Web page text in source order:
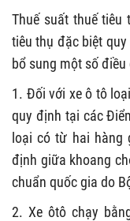
Thuế suất thuế tiêu
tiêu thụ đặc biệt
bổ sung một số
1. Đối với xe ô tô
quy định tại các
loại có từ hai hàng
định giữa khoang
chuẩn quốc gia do
2. Xe ôtô chạy